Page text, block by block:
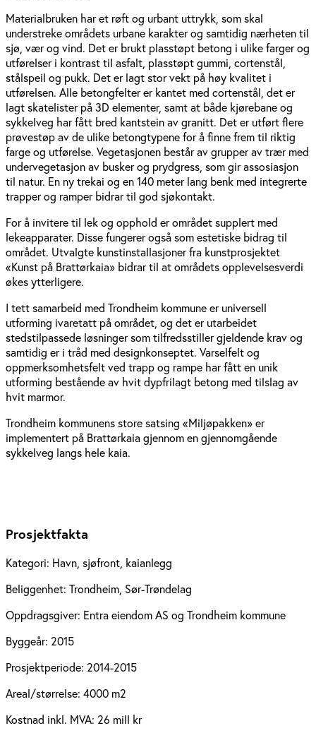
Materialbruken har et røft og urbant uttrykk, som skal
understreke områdets urbane karakter og samtidig nærheten til
sjø, vær og vind. Det er brukt plasstøpt betong i ulike farger og
utførelser i kontrast til asfalt, plasstøpt gummi, cortenstål,
stålspeil og pukk. Det er lagt stor vekt på høy kvalitet i
utførelsen. Alle betongfelter er kantet med cortenstål, det er
lagt skatelister på 3D elementer, samt at både kjørebane og
sykkelveg har fått bred kantstein av granitt. Det er utført flere
prøvestøp av de ulike betongtypene for å finne frem til riktig
farge og utførelse. Vegetasjonen består av grupper av trær med
undervegetasjon av busker og prydgress, som gir assosiasjon
til natur. En ny trekai og en 140 meter lang benk med integrerte
trapper og ramper bidrar til god sjøkontakt.
For å invitere til lek og opphold er området supplert med
lekeapparater. Disse fungerer også som estetiske bidrag til
området. Utvalgte kunstinstallasjoner fra kunstprosjektet
«Kunst på Brattørkaia» bidrar til at områdets opplevelsesverdi
økes ytterligere.
I tett samarbeid med Trondheim kommune er universell
utforming ivaretatt på området, og det er utarbeidet
stedstilpassede løsninger som tilfredsstiller gjeldende krav og
samtidig er i tråd med designkonseptet. Varselfelt og
oppmerksomhetsfelt ved trapp og rampe har fått en unik
utforming bestående av hvit dypfrilagt betong med tilslag av
hvit marmor.
Trondheim kommunens store satsing «Miljøpakken» er
implementert på Brattørkaia gjennom en gjennomgående
sykkelveg langs hele kaia.
Prosjektfakta
Kategori: Havn, sjøfront, kaianlegg
Beliggenhet: Trondheim, Sør-Trøndelag
Oppdragsgiver: Entra eiendom AS og Trondheim kommune
Byggeår: 2015
Prosjektperiode: 2014-2015
Areal/størrelse: 4000 m2
Kostnad inkl. MVA: 26 mill kr